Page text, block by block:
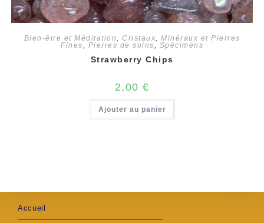
Bien-être et Méditation, Cristaux, Minéraux et Pierres
Fines, Pierres de soins, Spécimens
Strawberry Chips
2,00 €
Ajouter au panier
Accueil